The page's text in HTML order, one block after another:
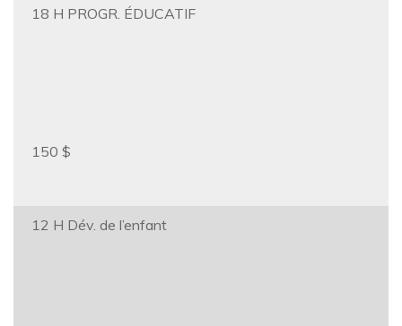
18 H PROGR. ÉDUCATIF
150 $
12 H Dév. de l’enfant